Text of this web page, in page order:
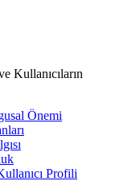
Kullanıcıların
Önemi
Profili